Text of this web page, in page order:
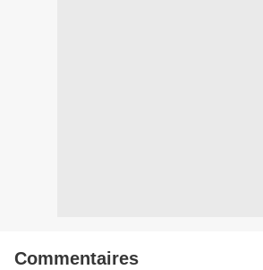
Commentaires